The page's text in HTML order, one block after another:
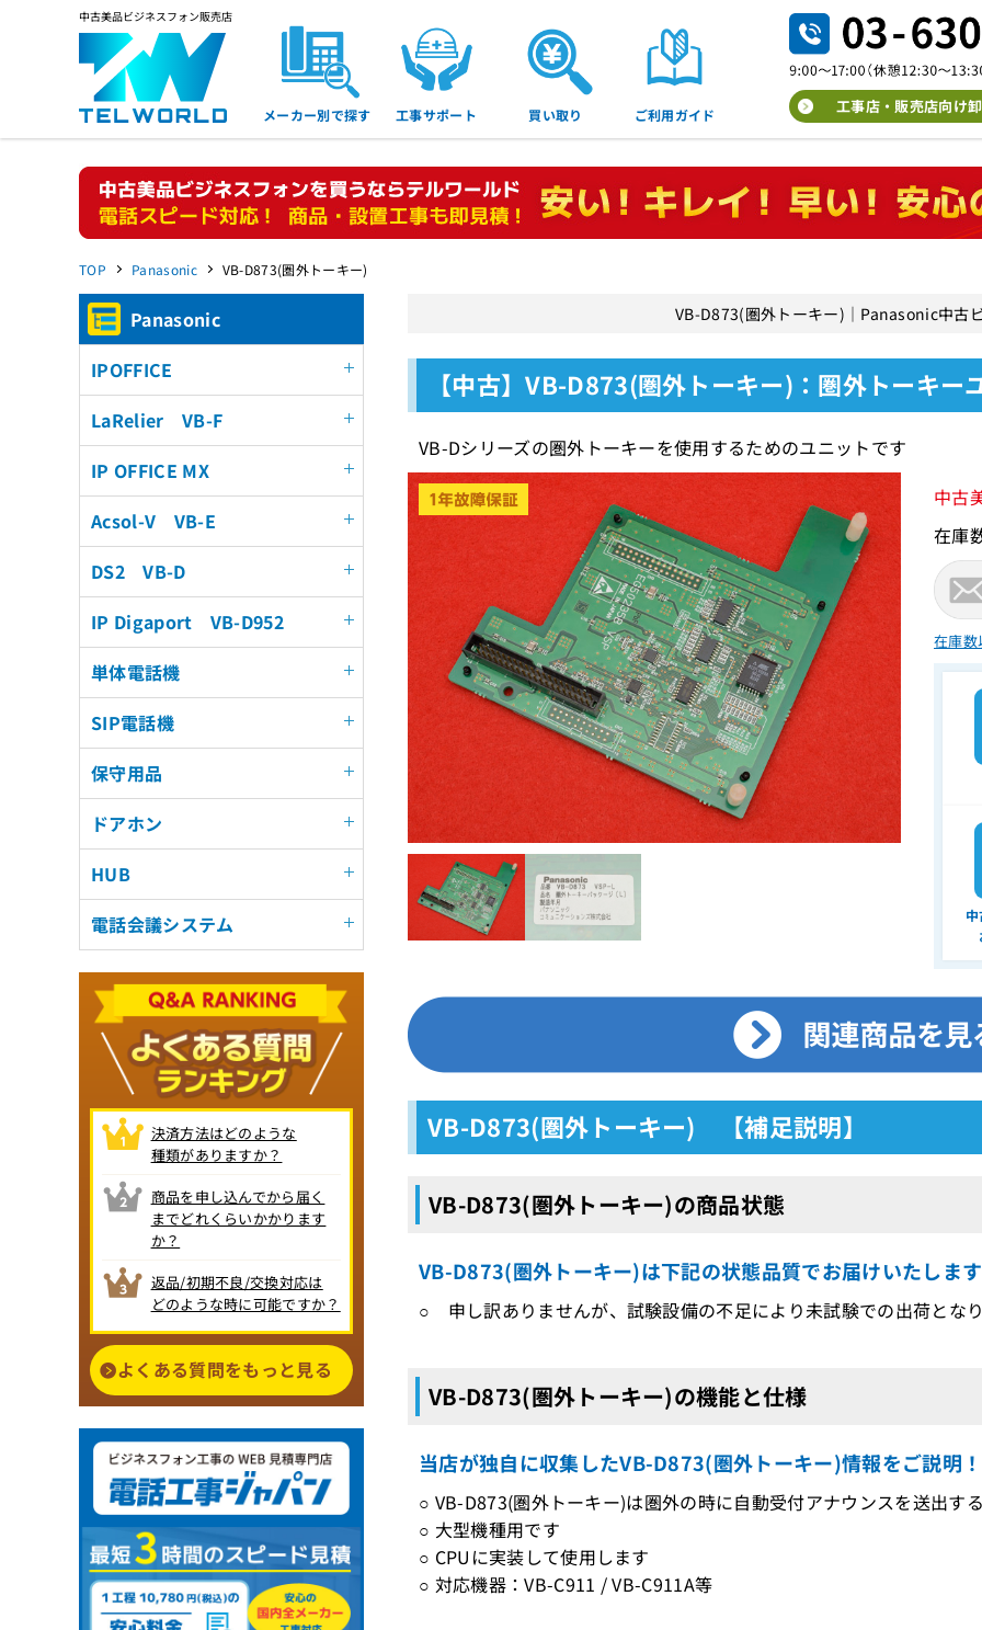
中古美品ビジネスフォン販売店
メーカー別で探す 工事サポート 買い取り ご利用ガイド 工事店・販売店向け
TOP Panasonic VB-D873(圏外トーキー)
VB-D873(圏外トーキー)｜Panasonic中古
【中古】VB-D873(圏外トーキー)：圏外トーキー
VB-Dシリーズの圏外トーキーを使用するためのユニットです
中古
在庫
在庫数
VB-D873(圏外トーキー) 【補足説明】
VB-D873(圏外トーキー)の商品状態
VB-D873(圏外トーキー)は下記の状態品質でお届けいたします
○ 申し訳ありませんが、試験設備の不足により未試験での出荷とな
VB-D873(圏外トーキー)の機能と仕様
当店が独自に収集したVB-D873(圏外トーキー)情報をご説明！
○ VB-D873(圏外トーキー)は圏外の時に自動受付アナウンスを送出す
○ 大型機種用です
○ CPUに実装して使用します
○ 対応機器：VB-C911 / VB-C911A等
Panasonic
IPOFFICE
LaRelier VB-F
IP OFFICE MX
Acsol-V VB-E
DS2 VB-D
IP Digaport VB-D952
単体電話機
SIP電話機
保守用品
ドアホン
HUB
電話会議システム
決済方法はどのような
種類がありますか？
商品を申し込んでから届く
までどれくらいかかります
か？
返品/初期不良/交換対応は
どのような時に可能ですか？
よくある質問をもっと見る